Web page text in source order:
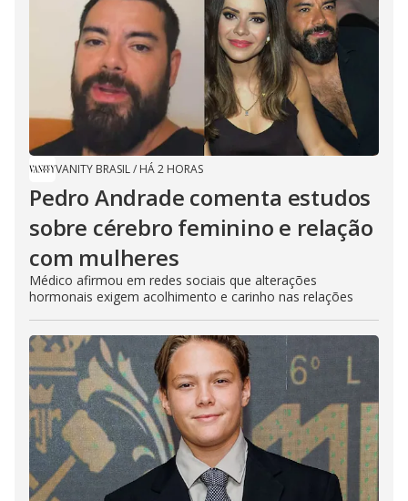
VANITY BRASIL/ HÁ 2 HORAS
Pedro Andrade comenta estudos
sobre cérebro feminino e relação
com mulheres
Médico afirmou em redes sociais que alterações
hormonais exigem acolhimento e carinho nas relações